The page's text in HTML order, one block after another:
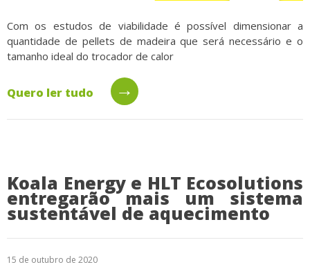
Com os estudos de viabilidade é possível dimensionar a
quantidade de pellets de madeira que será necessário e o
tamanho ideal do trocador de calor
Quero ler tudo →
Koala Energy e HLT Ecosolutions
entregarão mais um sistema
sustentável de aquecimento
15 de outubro de 2020